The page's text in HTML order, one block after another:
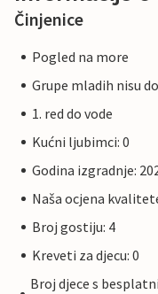
Činjenice
Pogled na more
Grupe mladih nisu
1. red do vode
Kućni ljubimci: 0
Godina izgradnje:
Naša ocjena
Broj gostiju: 4
Kreveti za djecu: 0
Broj djece s